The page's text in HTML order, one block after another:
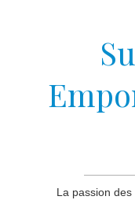
La passion des